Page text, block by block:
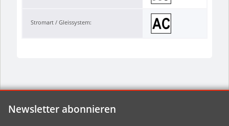
Stromart / Gleissystem:
Newsletter abonnieren